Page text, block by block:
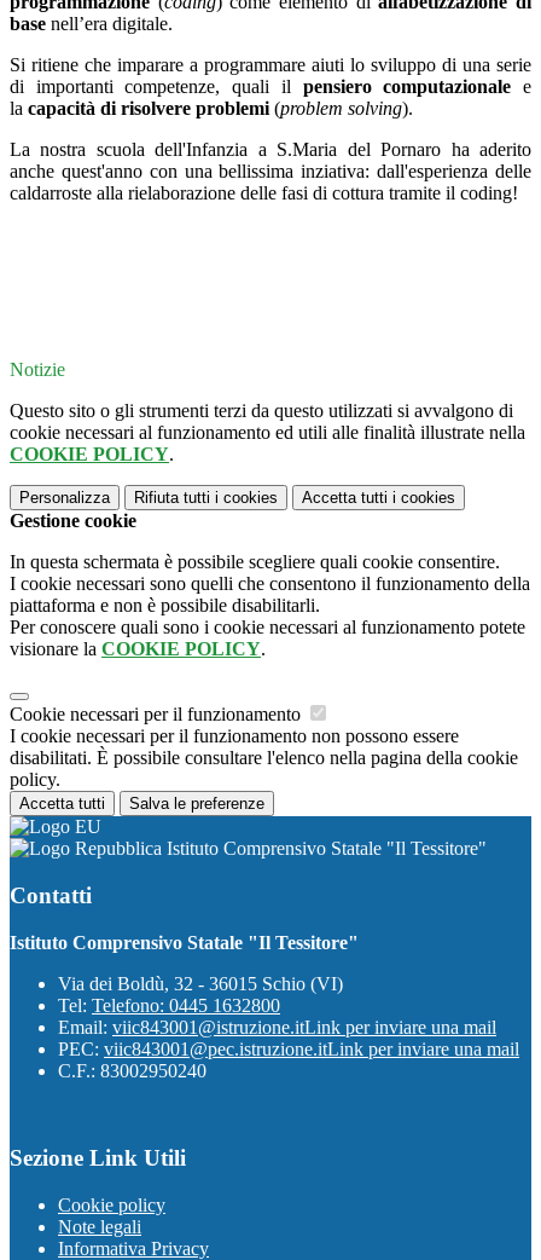
base nell’era digitale.
Si ritiene che imparare a programmare aiuti lo sviluppo di una serie
di importanti competenze, quali il
pensiero computazionale e
la capacità di risolvere problemi (problem solving).
La nostra scuola dell'Infanzia a S.Maria del Pornaro ha aderito
anche quest'anno con una bellissima inziativa: dall'esperienza delle
caldarroste alla rielaborazione delle fasi di cottura tramite il coding!
Notizie
Questo sito o gli strumenti terzi da questo utilizzati si avvalgono di
cookie necessari al funzionamento ed utili alle finalità illustrate nella
COOKIE POLICY.
Personalizza Rifiuta tutti i cookies Accetta tutti i cookies
Gestione cookie
In questa schermata è possibile scegliere quali cookie consentire.
I cookie necessari sono quelli che consentono il funzionamento della
piattaforma e non è possibile disabilitarli.
Per conoscere quali sono i cookie necessari al funzionamento potete
visionare la COOKIE POLICY.
Cookie necessari per il funzionamento
I cookie necessari per il funzionamento non possono essere
disabilitati. È possibile consultare l'elenco nella pagina della cookie
policy.
Accetta tutti Salva le preferenze
Istituto Comprensivo Statale "Il Tessitore"
Contatti
Istituto Comprensivo Statale "Il Tessitore"
Via dei Boldù, 32 - 36015 Schio (VI)
Tel: Telefono: 0445 1632800
Email: viic843001@istruzione.itLink per inviare una mail
PEC: viic843001@pec.istruzione.itLink per inviare una mail
C.F.: 83002950240
Sezione Link Utili
Cookie policy
Note legali
Informativa Privacy